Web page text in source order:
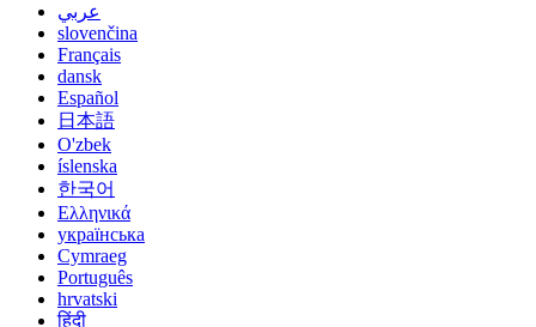
عربي
slovenčina
Français
dansk
Español
日本語
O'zbek
íslenska
한국어
Ελληνικά
українська
Cymraeg
Português
hrvatski
हिंदी